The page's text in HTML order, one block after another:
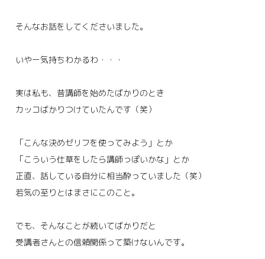
そんなお話をしてくださいました。
いやー気持ちわかるわ・・・
実は私も、昔講師を始めたばかりのとき
カッコばかりつけていたんです（笑）
「こんな決めゼリフを使ってみよう」とか
「こういう仕草をしたら講師っぽいかな」とか
正直、話している自分に相当酔っていました（笑）
若気の至りとはまさにこのこと。
でも、そんなことが続いてばかりだと
受講者さんとの信頼関係って築けないんです。